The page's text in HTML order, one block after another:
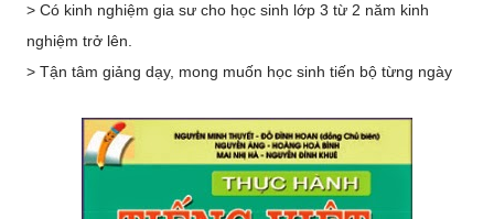
> Có kinh nghiệm gia sư cho học sinh lớp 3 từ 2 năm kinh
nghiệm trở lên.
> Tận tâm giảng dạy, mong muốn học sinh tiến bộ từng ngày